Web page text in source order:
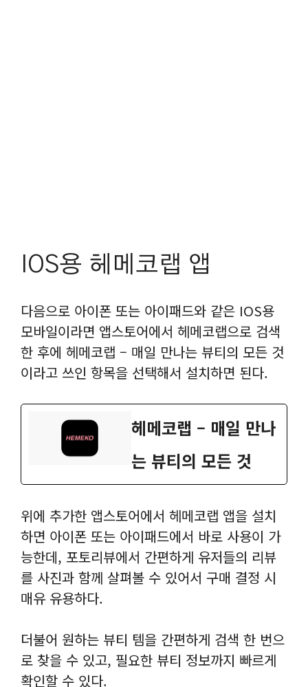
IOS용 헤메코랩 앱
다음으로 아이폰 또는 아이패드와 같은 IOS용
모바일이라면 앱스토어에서 헤메코랩으로 검색
한 후에 헤메코랩 – 매일 만나는 뷰티의 모든 것
이라고 쓰인 항목을 선택해서 설치하면 된다.
‎헤메코랩 – 매일 만나
는 뷰티의 모든 것
위에 추가한 앱스토어에서 헤메코랩 앱을 설치
하면 아이폰 또는 아이패드에서 바로 사용이 가
능한데, 포토리뷰에서 간편하게 유저들의 리뷰
를 사진과 함께 살펴볼 수 있어서 구매 결정 시
매유 유용하다.
더불어 원하는 뷰티 템을 간편하게 검색 한 번으
로 찾을 수 있고, 필요한 뷰티 정보까지 빠르게
확인할 수 있다.